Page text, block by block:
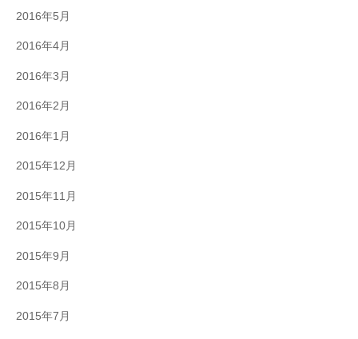
2016年5月
2016年4月
2016年3月
2016年2月
2016年1月
2015年12月
2015年11月
2015年10月
2015年9月
2015年8月
2015年7月